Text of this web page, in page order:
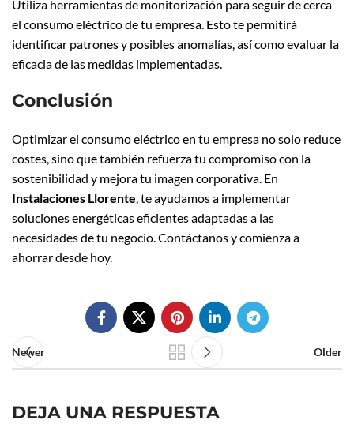
Utiliza herramientas de monitorización para seguir de cerca
el consumo eléctrico de tu empresa. Esto te permitirá
identificar patrones y posibles anomalías, así como evaluar la
eficacia de las medidas implementadas.
Conclusión
Optimizar el consumo eléctrico en tu empresa no solo reduce
costes, sino que también refuerza tu compromiso con la
sostenibilidad y mejora tu imagen corporativa. En
Instalaciones Llorente , te ayudamos a implementar
soluciones energéticas eficientes adaptadas a las
necesidades de tu negocio. Contáctanos y comienza a
ahorrar desde hoy.
Newer Older
DEJA UNA RESPUESTA